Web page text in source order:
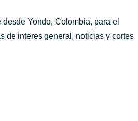
Yondo, Colombia, para el
de interes general, noticias y cortes